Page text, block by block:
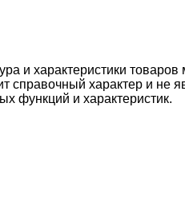
и характеристики
справочный характер и не
функций и характеристик.